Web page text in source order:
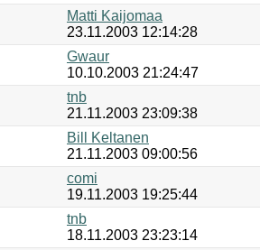
Matti Kaijomaa
23.11.2003 12:14:28
Gwaur
10.10.2003 21:24:47
tnb
21.11.2003 23:09:38
Bill Keltanen
21.11.2003 09:00:56
comi
19.11.2003 19:25:44
tnb
18.11.2003 23:23:14